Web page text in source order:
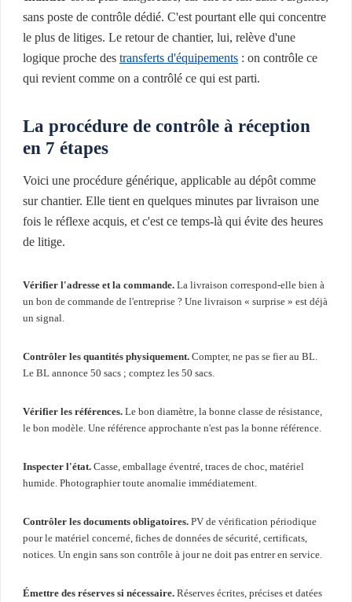
sans poste de contrôle dédié. C'est pourtant elle qui concentre
le plus de litiges. Le retour de chantier, lui, relève d'une
logique proche des transferts d'équipements : on contrôle ce
qui revient comme on a contrôlé ce qui est parti.
La procédure de contrôle à réception
en 7 étapes
Voici une procédure générique, applicable au dépôt comme
sur chantier. Elle tient en quelques minutes par livraison une
fois le réflexe acquis, et c'est ce temps-là qui évite des heures
de litige.
Vérifier l'adresse et la commande. La livraison correspond-elle bien à
un bon de commande de l'entreprise ? Une livraison « surprise » est déjà
un signal.
Contrôler les quantités physiquement. Compter, ne pas se fier au BL.
Le BL annonce 50 sacs ; comptez les 50 sacs.
Vérifier les références. Le bon diamètre, la bonne classe de résistance,
le bon modèle. Une référence approchante n'est pas la bonne référence.
Inspecter l'état. Casse, emballage éventré, traces de choc, matériel
humide. Photographier toute anomalie immédiatement.
Contrôler les documents obligatoires. PV de vérification périodique
pour le matériel concerné, fiches de données de sécurité, certificats,
notices. Un engin sans son contrôle à jour ne doit pas entrer en service.
Émettre des réserves si nécessaire. Réserves écrites, précises et datées